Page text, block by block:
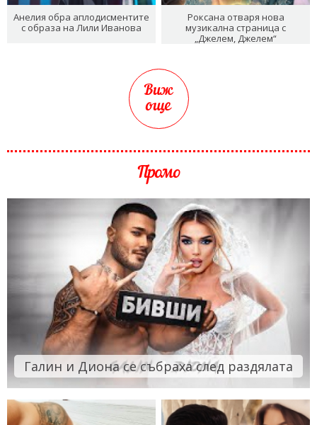
Анелия обра аплодисментите
с образа на Лили Иванова
Роксана отваря нова
музикална страница с
„Джелем, Джелем“
Виж
още
Промо
Галин и Диона се събраха след раздялата